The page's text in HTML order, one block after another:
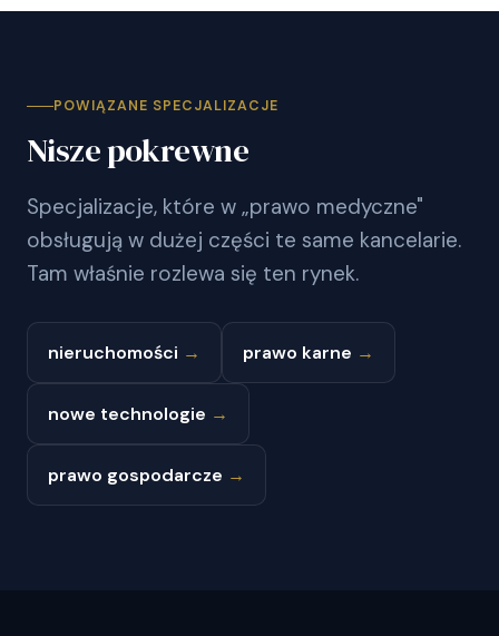
POWIĄZANE SPECJALIZACJE
Nisze pokrewne
Specjalizacje, które w „prawo medyczne"
obsługują w dużej części te same kancelarie.
Tam właśnie rozlewa się ten rynek.
nieruchomości → prawo karne →
nowe technologie →
prawo gospodarcze →